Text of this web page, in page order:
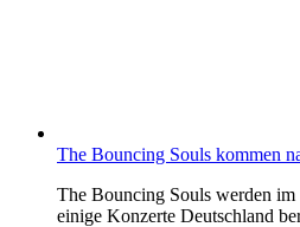
The Bouncing Souls kommen
The Bouncing Souls werden
einige Konzerte Deutschland